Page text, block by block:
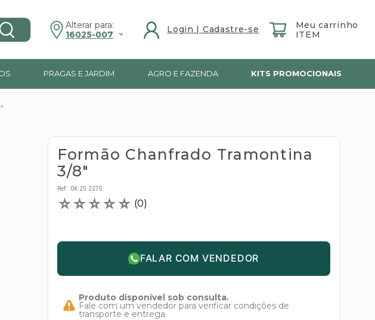
Alterar para:
16025-007
PRAGAS E JARDIM AGRO E FAZENDA KITS PROMOCIONAIS
Formão Chanfrado Tramontina
3/8"
Ref: : 04.25.2275
☆☆☆☆☆ (0)
FALAR COM VENDEDOR
Produto disponível sob consulta.
Fale com um vendedor para verificar condições de
transporte e entrega.